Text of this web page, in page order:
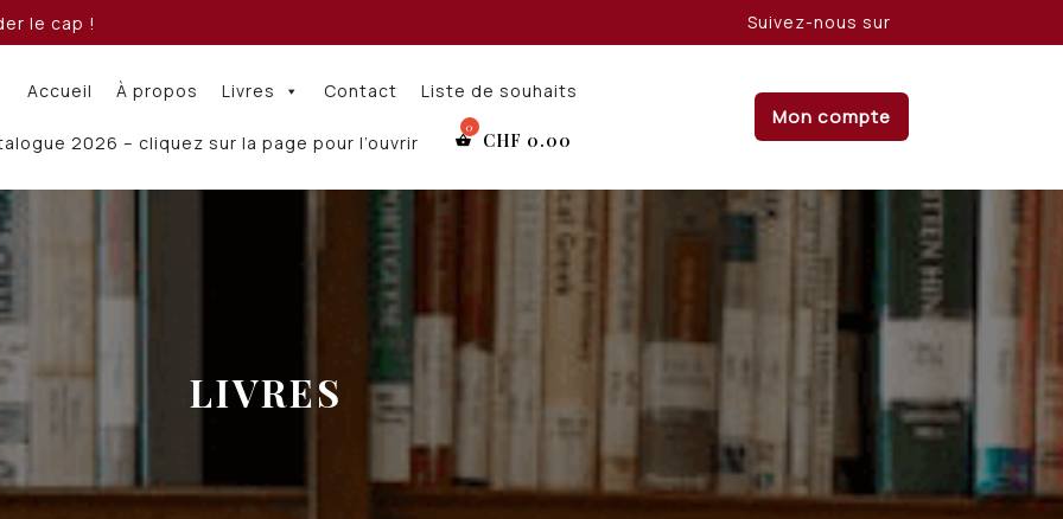
le cap ! Suivez-nous sur
Accueil À propos Livres Contact Liste de souhaits
2026 – cliquez sur la page pour l’ouvrir CHF 0.00
Mon compte
LIVRES